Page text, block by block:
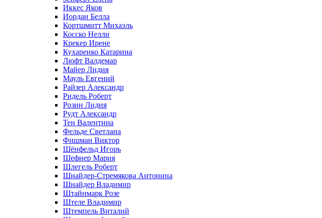
Иккес Яков
Иордан Белла
Кортшмитт Михаэль
Косско Нелли
Крекер Ирене
Кухаренко Катарина
Люфт Валдемaр
Майер Лидия
Мауль Евгений
Райзер Александр
Ридель Роберт
Розин Лидия
Рудт Александр
Тен Валентина
Фельде Светлана
Фишман Виктор
Шёнфельд Игорь
Шефнер Мария
Шлегель Роберт
Шнайдер-Стремякова Антонина
Шнайдер Владимир
Штайнмарк Розe
Штеле Владимир
Штемпель Виталий